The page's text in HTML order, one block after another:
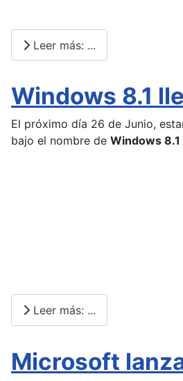
Leer más: ...
Windows 8.1
El próximo día 26 de Junio,
bajo el nombre de Windows
Leer más: ...
Microsoft